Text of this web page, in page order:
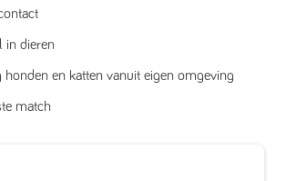
in dieren
honden en katten vanuit eigen omgeving
match